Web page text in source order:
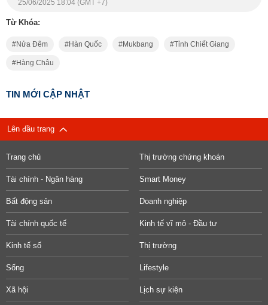
25/06/2025 18:04 (GMT +7)
Từ Khóa:
Nửa Đêm Hàn Quốc Mukbang Tỉnh Chiết Giang
Hàng Châu
TIN MỚI CẬP NHẬT
Lên đầu trang
Trang chủ Thị trường chứng khoán
Tài chính - Ngân hàng Smart Money
Bất động sản Doanh nghiệp
Tài chính quốc tế Kinh tế vĩ mô - Đầu tư
Kinh tế số Thị trường
Sống Lifestyle
Xã hội Lịch sự kiện